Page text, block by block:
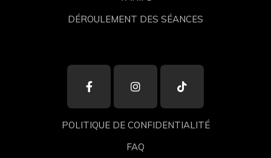
DÉROULEMENT DES SÉANCES
POLITIQUE DE CONFIDENTIALITÉ
FAQ